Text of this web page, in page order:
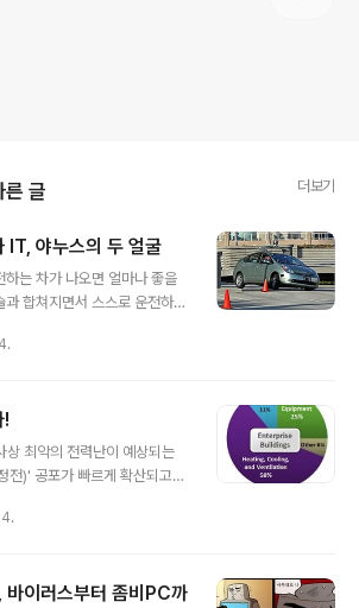
른 글 더보기
야누스의 두 얼굴
는 차가 나오면 얼마나 좋을
과 합쳐지면서 스스로 운전하는
고, 일본에서는 운전자의 조
노약자는 물론, 교통 사고를 줄
로 기대된다. [그림 1] 자동차
어하는 전자제어 장치인 EC
할 ‘스마트카’에는 더욱 많은
!
최악의 전력난이 예상되는
전)' 공포가 빠르게 확산되고
감축 운행, 선택형 피크 요금
율적인 관리를 통해 기업이 에
바이러스부터 좀비PC까